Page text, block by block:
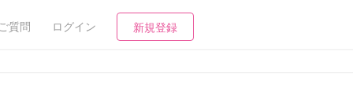
質問 ログイン 新規登録